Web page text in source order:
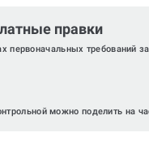
правки
первоначальных требований
можно поделить на